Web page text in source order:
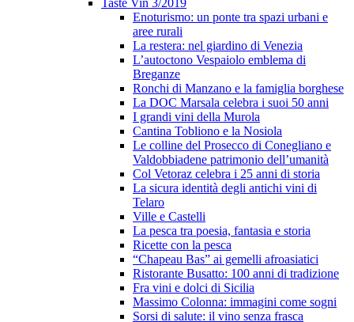
Taste Vin 3/2019
Enoturismo: un ponte tra spazi urbani e
aree rurali
La restera: nel giardino di Venezia
L’autoctono Vespaiolo emblema di
Breganze
Ronchi di Manzano e la famiglia borghese
La DOC Marsala celebra i suoi 50 anni
I grandi vini della Murola
Cantina Tobliono e la Nosiola
Le colline del Prosecco di Conegliano e
Valdobbiadene patrimonio dell’umanità
Col Vetoraz celebra i 25 anni di storia
La sicura identità degli antichi vini di
Telaro
Ville e Castelli
La pesca tra poesia, fantasia e storia
Ricette con la pesca
“Chapeau Bas” ai gemelli afroasiatici
Ristorante Busatto: 100 anni di tradizione
Fra vini e dolci di Sicilia
Massimo Colonna: immagini come sogni
Sorsi di salute: il vino senza frasca